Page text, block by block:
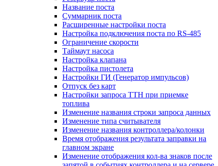
Название поста
Суммарник поста
Расширенные настройки поста
Настройка подключения поста по RS-485
Ограничение скорости
Таймаут насоса
Настройка клапана
Настройка пистолета
Настройки ГИ (Генератор импульсов)
Отпуск без карт
Настройки запроса ТТН при приемке
топлива
Изменение названия строки запроса данных
Изменение типа считывателя
Изменение названия контроллера/колонки
Время отображения результата заправки на
главном экране
Изменение отображения кол-ва знаков после